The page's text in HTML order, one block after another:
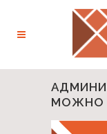
МОЖНО